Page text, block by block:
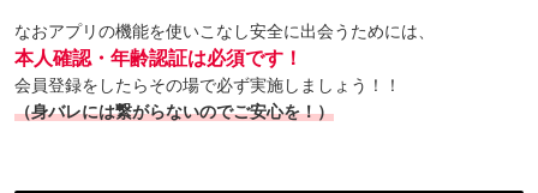
なおアプリの機能を使いこなし安全に出会うためには、
本人確認・年齢認証は必須です！
会員登録をしたらその場で必ず実施しましょう！！
（身バレには繋がらないのでご安心を！）